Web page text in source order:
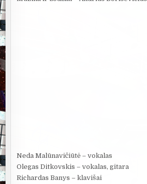
Neda Malūnavičiūtė – vokalas
Olegas Ditkovskis – vokalas, gitara
Richardas Banys – klavišai